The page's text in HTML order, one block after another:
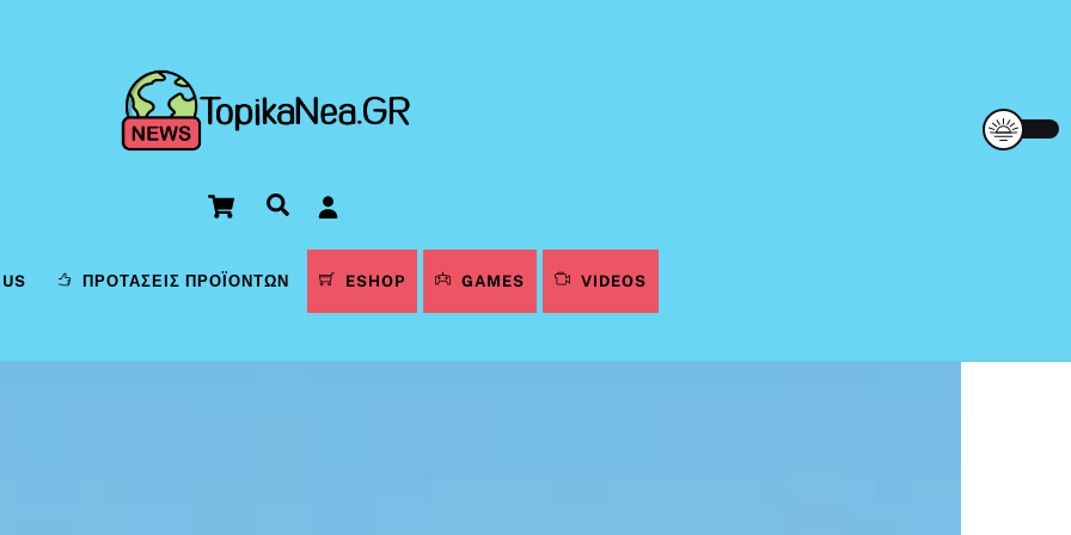
Cart Αναζήτηση
ΠΡΟΤΆΣΕΙΣ ΠΡΟΪΌΝΤΩΝ ESHOP GAMES VIDEOS